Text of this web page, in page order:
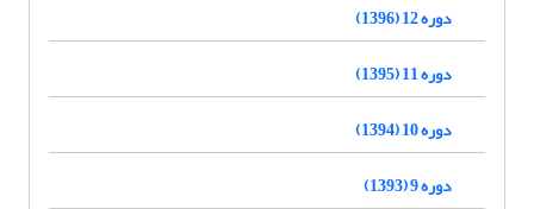
دوره 12 (1396)
دوره 11 (1395)
دوره 10 (1394)
دوره 9 (1393)